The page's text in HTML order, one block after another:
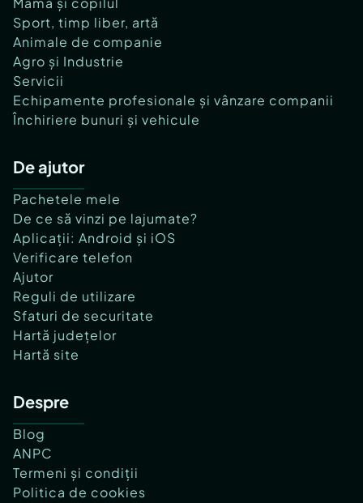
Sport, timp liber, artă
Animale de companie
Agro și Industrie
Servicii
Echipamente profesionale și vânzare companii
Închiriere bunuri și vehicule
De ajutor
Pachetele mele
De ce să vinzi pe lajumate?
Aplicații: Android și iOS
Verificare telefon
Ajutor
Reguli de utilizare
Sfaturi de securitate
Hartă județelor
Hartă site
Despre
Blog
ANPC
Termeni și condiții
Politica de cookies